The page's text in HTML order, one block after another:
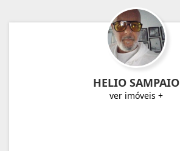
HELIO SAMPAIO
ver imóveis +